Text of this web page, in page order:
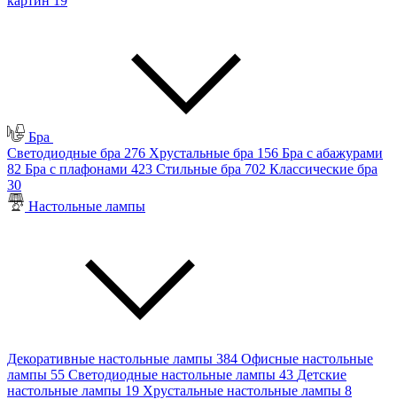
Бра
Светодиодные бра 276 Хрустальные бра 156 Бра с абажурами
82 Бра с плафонами 423 Стильные бра 702 Классические бра
30
Настольные лампы
Декоративные настольные лампы 384 Офисные настольные
лампы 55 Светодиодные настольные лампы 43 Детские
настольные лампы 19 Хрустальные настольные лампы 8